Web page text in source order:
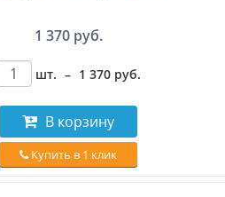
1 370 руб.
шт. – 1 370 руб.
В корзину
Купить в 1 клик